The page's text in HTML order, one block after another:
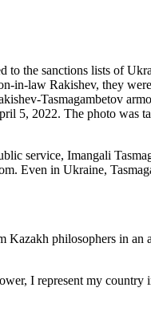
to the sanctions lists of
in-law Rakishev, they
Tasmagambetov
5, 2022. The photo was
service, Imangali
Even in Ukraine,
Kazakh philosophers in an
I represent my